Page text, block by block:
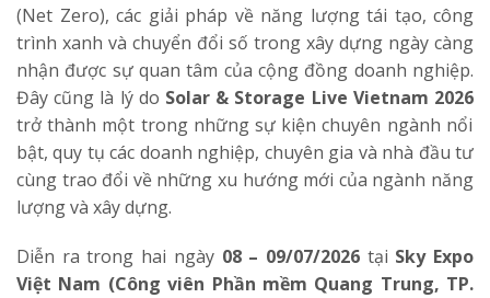
(Net Zero), các giải pháp về năng lượng tái tạo, công
trình xanh và chuyển đổi số trong xây dựng ngày càng
nhận được sự quan tâm của cộng đồng doanh nghiệp.
Đây cũng là lý do Solar & Storage Live Vietnam 2026
trở thành một trong những sự kiện chuyên ngành nổi
bật, quy tụ các doanh nghiệp, chuyên gia và nhà đầu tư
cùng trao đổi về những xu hướng mới của ngành năng
lượng và xây dựng.
Diễn ra trong hai ngày 08 – 09/07/2026tại Sky Expo
Việt Nam (Công viên Phần mềm Quang Trung, TP.